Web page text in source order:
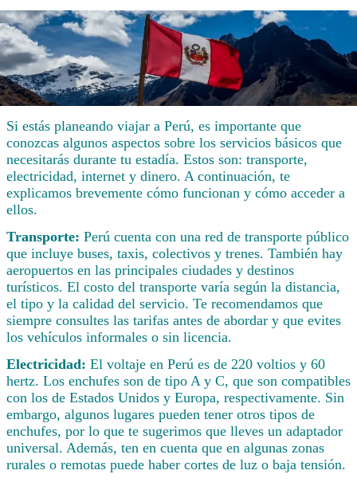
Si estás planeando viajar a Perú, es importante que
conozcas algunos aspectos sobre los servicios básicos que
necesitarás durante tu estadía. Estos son: transporte,
electricidad, internet y dinero. A continuación, te
explicamos brevemente cómo funcionan y cómo acceder a
ellos.
Transporte: Perú cuenta con una red de transporte público
que incluye buses, taxis, colectivos y trenes. También hay
aeropuertos en las principales ciudades y destinos
turísticos. El costo del transporte varía según la distancia,
el tipo y la calidad del servicio. Te recomendamos que
siempre consultes las tarifas antes de abordar y que evites
los vehículos informales o sin licencia.
Electricidad: El voltaje en Perú es de 220 voltios y 60
hertz. Los enchufes son de tipo A y C, que son compatibles
con los de Estados Unidos y Europa, respectivamente. Sin
embargo, algunos lugares pueden tener otros tipos de
enchufes, por lo que te sugerimos que lleves un adaptador
universal. Además, ten en cuenta que en algunas zonas
rurales o remotas puede haber cortes de luz o baja tensión.